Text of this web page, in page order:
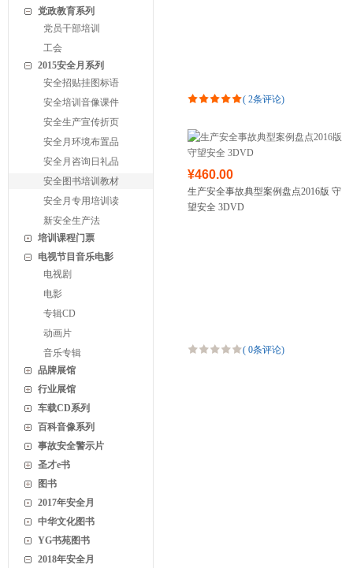
党政教育系列
党员干部培训
工会
2015安全月系列
安全招贴挂图标语
安全培训音像课件
安全生产宣传折页
安全月环境布置品
安全月咨询日礼品
安全图书培训教材
安全月专用培训读
新安全生产法
培训课程门票
电视节目音乐电影
电视剧
电影
专辑CD
动画片
音乐专辑
品牌展馆
行业展馆
车载CD系列
百科音像系列
事故安全警示片
圣才e书
图书
2017年安全月
中华文化图书
YG书苑图书
2018年安全月
( 2条评论)
¥460.00
生产安全事故典型案例盘点2016版 守
望安全 3DVD
( 0条评论)